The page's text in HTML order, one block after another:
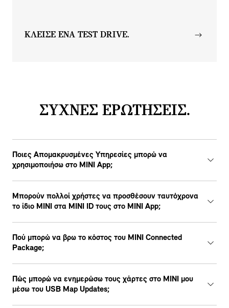
ΚΛΕΙΣΕ ΕΝΑ TEST DRIVE.
ΣΥΧΝΕΣ ΕΡΩΤΗΣΕΙΣ.
Ποιες Απομακρυσμένες Υπηρεσίες μπορώ να
χρησιμοποιήσω στο ΜΙΝΙ App;
Μπορούν πολλοί χρήστες να προσθέσουν ταυτόχρονα
το ίδιο MINI στα MINI ID τους στο MINI App;
Πού μπορώ να βρω το κόστος του MINI Connected
Package;
Πώς μπορώ να ενημερώσω τους χάρτες στο MINI μου
μέσω τoυ USB Map Updates;